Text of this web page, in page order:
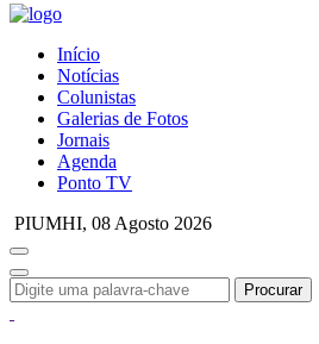
Início
Notícias
Colunistas
Galerias de Fotos
Jornais
Agenda
Ponto TV
PIUMHI, 08 Agosto 2026
Procurar